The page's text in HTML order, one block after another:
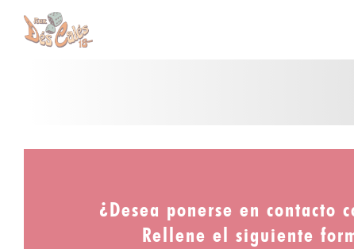
Personalización de sus opciones de cookies
¿Desea ponerse en contacto
Rellene el siguiente